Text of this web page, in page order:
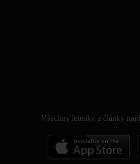
Všechny letenky a články